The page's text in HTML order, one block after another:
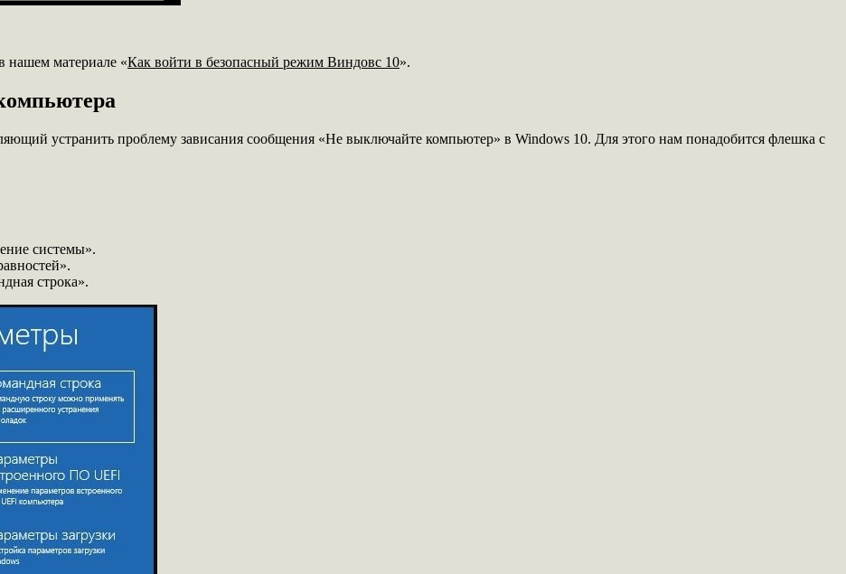
нашем материале «Как войти в безопасный режим Виндовс 10».
устранить проблему зависания сообщения «Не выключайте компьютер» в Windows 10. Для этого нам понадобится флешка с
системы».
строка».